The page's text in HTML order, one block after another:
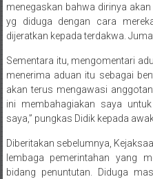
menegaskan bahwa dirinya
yg diduga dengan cara
dijeratkan kepada terdakwa.
Sementara itu, mengomentari
menerima aduan itu sebagai
akan terus mengawasi
ini membahagiakan saya
saya,” pungkas Didik kepada
Diberitakan sebelumnya,
lembaga pemerintahan yang
bidang penuntutan. Diduga